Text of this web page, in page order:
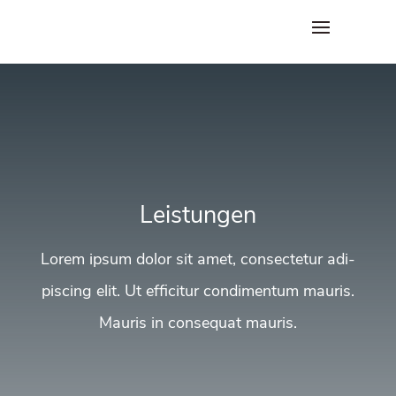
Leis­tun­gen
Lorem ipsum dolor sit amet, con­sec­te­tur adi­
pi­scing elit. Ut effi­ci­tur con­di­men­tum mau­ris.
Mau­ris in con­se­quat mauris.